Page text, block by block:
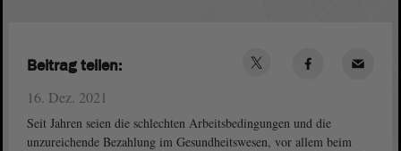
16. Dez. 2021
Seit Jahren seien die schlechten Arbeitsbedingungen und die
unzureichende Bezahlung im Gesundheitswesen, vor allem beim
Beitrag teilen: